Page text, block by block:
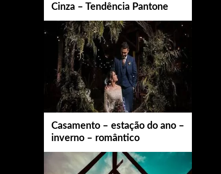
Cinza – Tendência Pantone
Casamento – estação do ano –
inverno – romântico